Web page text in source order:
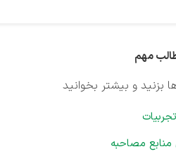
مهم
بزنید و بیشتر بخوانید
مصاحبه